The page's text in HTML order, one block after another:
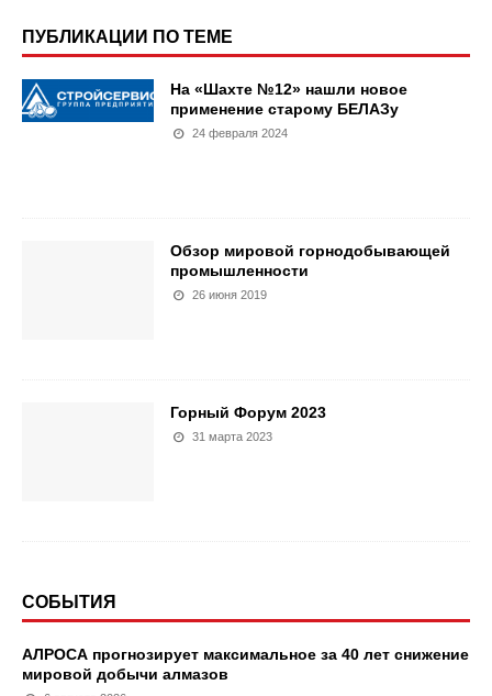
ПУБЛИКАЦИИ ПО ТЕМЕ
На «Шахте №12» нашли новое
применение старому БЕЛАЗу
24 февраля 2024
Обзор мировой горнодобывающей
промышленности
26 июня 2019
Горный Форум 2023
31 марта 2023
СОБЫТИЯ
АЛРОСА прогнозирует максимальное за 40 лет снижение
мировой добычи алмазов